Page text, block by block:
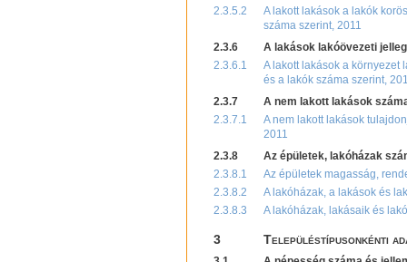
2.3.5.2
A lakott lakások a lakók
száma szerint, 2011
2.3.6
A lakások lakóövezeti
2.3.6.1
A lakott lakások a környezet
és a lakók száma szerint,
2.3.7
A nem lakott lakások
2.3.7.1
A nem lakott lakások
2011
2.3.8
Az épületek, lakóházak
2.3.8.1
Az épületek magasság,
2.3.8.2
A lakóházak, a lakások és
2.3.8.3
A lakóházak, lakásaik és
3 Településtípusonkénti